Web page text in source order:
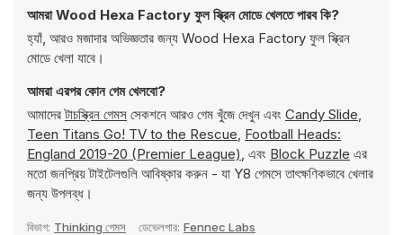
আমরা Wood Hexa Factory ফুল স্ক্রিন মোডে খেলতে পারব কি?
হ্যাঁ, আরও মজাদার অভিজ্ঞতার জন্য Wood Hexa Factory ফুল স্ক্রিন
মোডে খেলা যাবে।
আমরা এরপর কোন গেম খেলবো?
আমাদেরটাচস্ক্রিন গেমস সেকশনে আরও গেম খুঁজে দেখুন এবং Candy Slide,
Teen Titans Go! TV to the Rescue, Football Heads:
England 2019-20 (Premier League), এবং Block Puzzle এর
মতো জনপ্রিয় টাইটেলগুলি আবিষ্কার করুন - যা Y8 গেমসে তাৎক্ষণিকভাবে খেলার
জন্য উপলব্ধ।
বিভাগ: Thinking গেমস ডেভেলপার: Fennec Labs